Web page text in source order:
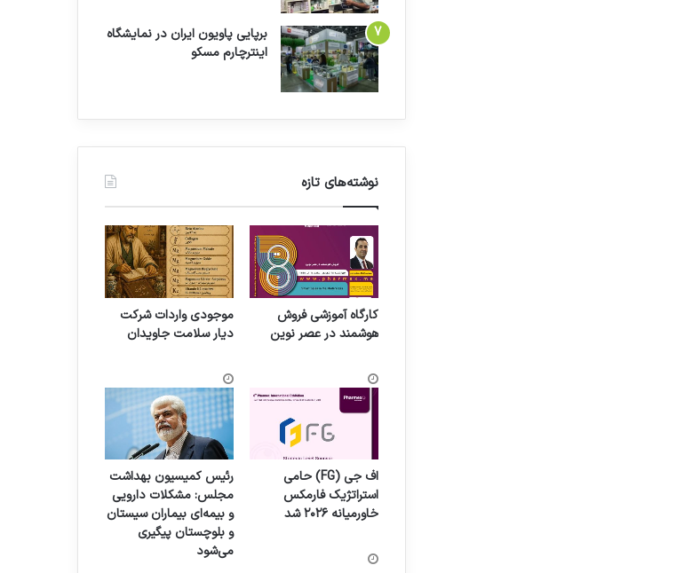
برپایی پاویون ایران در نمایشگاه
اینترچارم مسکو
نوشته‌های تازه
کارگاه آموزشی فروش
هوشمند در عصر نوین
موجودی واردات شرکت
دیار سلامت جاویدان
اف جی (FG) حامی
استراتژیک فارمکس
خاورمیانه ۲۰۲۶ شد
رئیس کمیسیون بهداشت
مجلس: مشکلات دارویی
و بیمه‌ای بیماران سیستان
و بلوچستان پیگیری
می‌شود